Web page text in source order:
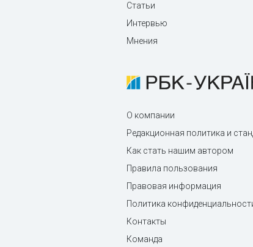
Статьи
Интервью
Мнения
О компании
Редакционная политика и
Как стать нашим автором
Правила пользования
Правовая информация
Политика
Контакты
Команда